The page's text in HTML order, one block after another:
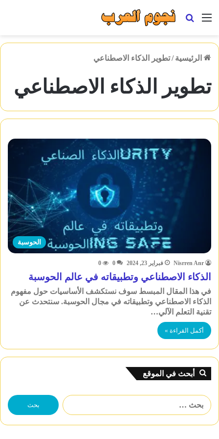
القائمة بحث
الرئيسية /تطوير الذكاء الاصطناعي
تطوير الذكاء الاصطناعي
الحوسبة
Nisrren Anr فبراير 23, 2024 0
0
الذكاء الاصطناعي وتطبيقاته في عالم الحوسبة
في هذا المقال المبسط سوف نستكشف الأساسيات حول مفهوم
الذكاء الاصطناعي وتطبيقاته في مجال الحوسبة. سنتحدث عن
تقنية التعلم الآلي…
أكمل القراءة »
أبحث في الموقع
البحث
عن: